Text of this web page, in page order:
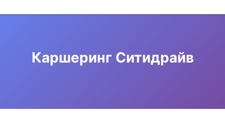
Каршеринг Ситидрайв